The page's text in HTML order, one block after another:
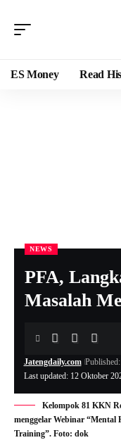
ES Money Read
NEWS
PFA,
Masalah
Last updated: 12 Oktober
Jatengdaily.com
Kelompok 81 KKN
menggelar Webinar “Mental
Training”. Foto: dok